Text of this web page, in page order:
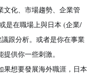
文化、市場趨勢、企業管
是在職場上與日本 (企業/
跟分析。或者是你在事業
供你一些刺激。
果想要發展海外職涯，日本